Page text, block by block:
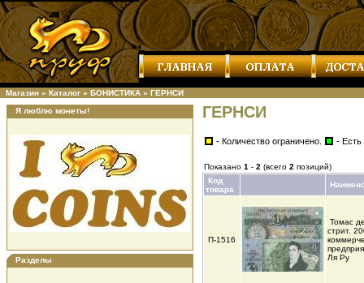
Магазин » Каталог » БОНИСТИКА » ГЕРНСИ
Я люблю монеты!
Разделы
ГЕРНСИ
- Количество ограничено. - Есть
Показано 1 - 2 (всего 2 позиций)
Код
товара
П-1516
Томас
стрит.
Ля Ру